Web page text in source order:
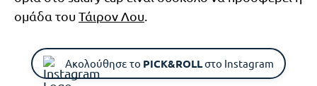
ομάδα του Τάιρον Λου
Ακολούθησε το PICK&ROLLστο Instagram